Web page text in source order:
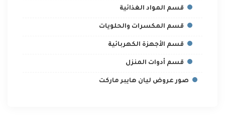
قسم المواد الغذائية
قسم المكسرات والحلويات
قسم الأجهزة الكهربائية
قسم أدوات المنزل
صور عروض ليان هايبر ماركت